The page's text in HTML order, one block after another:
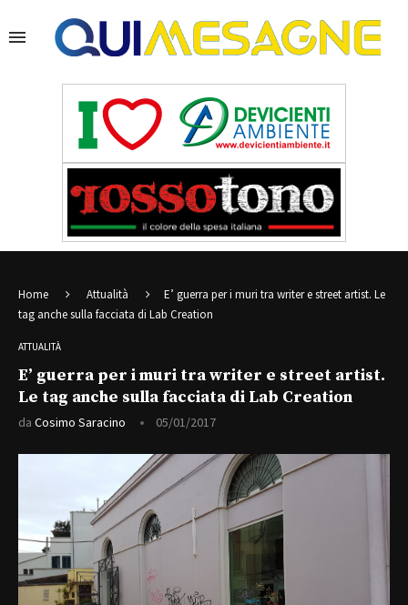
Home Attualità
E’ guerra per i muri tra writer e street artist. Le
tag anche sulla facciata di Lab Creation
ATTUALITÀ
E’ guerra per i muri tra writer e street artist.
Le tag anche sulla facciata di Lab Creation
da Cosimo Saracino 05/01/2017